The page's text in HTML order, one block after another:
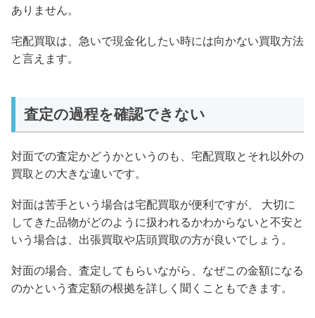
ありません。
宅配買取は、急いで現金化したい時には向かない買取方法
と言えます。
査定の過程を確認できない
対面での査定かどうかというのも、宅配買取とそれ以外の
買取との大きな違いです。
対面は苦手という場合は宅配買取が便利ですが、 大切に
してきた品物がどのように扱われるかわからないと不安と
いう場合は、出張買取や店頭買取の方が良いでしょう。
対面の場合、査定してもらいながら、なぜこの金額になる
のかという査定額の根拠を詳しく聞くこともできます。